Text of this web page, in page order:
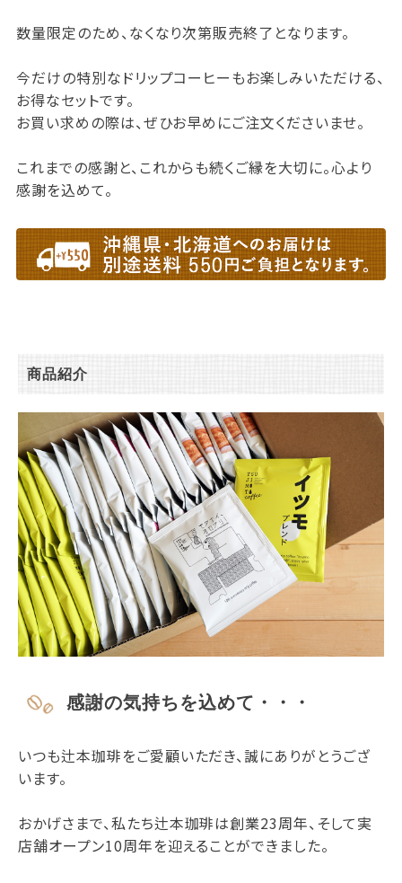
数量限定のため、なくなり次第販売終了となります。
今だけの特別なドリップコーヒーもお楽しみいただける、
お得なセットです。
お買い求めの際は、ぜひお早めにご注文くださいませ。
これまでの感謝と、これからも続くご縁を大切に。心より
感謝を込めて。
商品紹介
感謝の気持ちを込めて・・・
いつも辻本珈琲をご愛顧いただき、誠にありがとうござ
います。
おかげさまで、私たち辻本珈琲は創業23周年、そして実
店舗オープン10周年を迎えることができました。